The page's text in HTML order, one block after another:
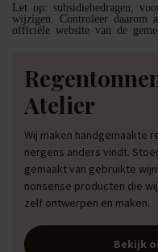
Let op: subsidiebedragen,
wijzigen. Controleer daarom
officiële website van de
Atelier
Wij maken handgemaakte
nergens anders vindt.
gemaakt van gebruikte
nonsense producten die
zelf ontwerpen en maken.
Bekijk